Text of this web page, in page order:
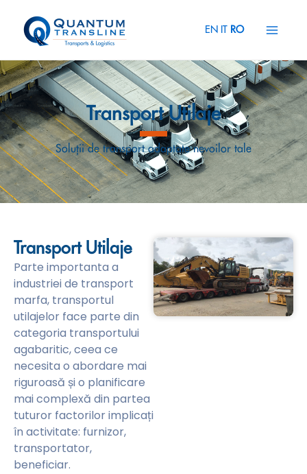
content
EN IT RO
Transport Utilaje
Soluții de transport adaptate nevoilor tale
Transport Utilaje
Parte importanta a
industriei de transport
marfa, transportul
utilajelor face parte din
categoria transportului
agabaritic, ceea ce
necesita o abordare mai
riguroasă și o planificare
mai complexă din partea
tuturor factorilor implicați
în activitate: furnizor,
transportator,
beneficiar.